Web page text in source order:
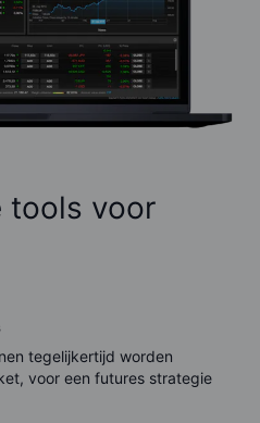
tools voor
tegelijkertijd worden
voor een futures strategie